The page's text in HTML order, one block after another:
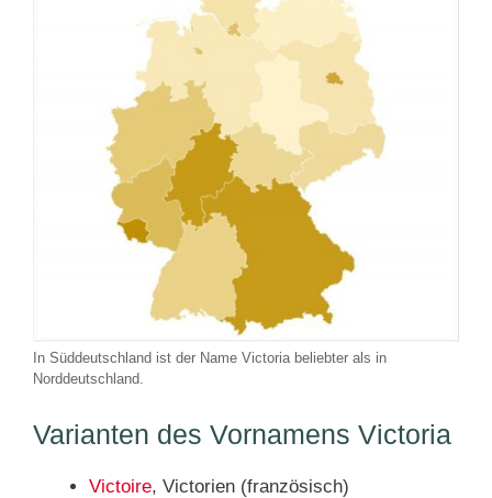
In Süddeutschland ist der Name Victoria beliebter als in
Norddeutschland.
Varianten des Vornamens Victoria
Victoire, Victorien (französisch)